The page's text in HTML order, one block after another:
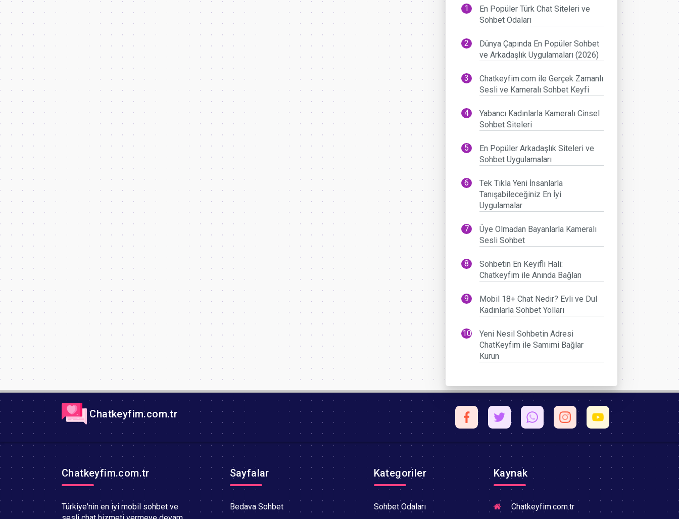
En Popüler Türk Chat Siteleri ve
Sohbet Odaları
Dünya Çapında En Popüler Sohbet
ve Arkadaşlık Uygulamaları (2026)
Chatkeyfim.com ile Gerçek Zamanlı
Sesli ve Kameralı Sohbet Keyfi
Yabancı Kadınlarla Kameralı Cinsel
Sohbet Siteleri
En Popüler Arkadaşlık Siteleri ve
Sohbet Uygulamaları
Tek Tıkla Yeni İnsanlarla
Tanışabileceğiniz En İyi
Uygulamalar
Üye Olmadan Bayanlarla Kameralı
Sesli Sohbet
Sohbetin En Keyifli Hali:
Chatkeyfim ile Anında Bağlan
Mobil 18+ Chat Nedir? Evli ve Dul
Kadınlarla Sohbet Yolları
Yeni Nesil Sohbetin Adresi
ChatKeyfim ile Samimi Bağlar
Kurun
Chatkeyfim.com.tr
Chatkeyfim.com.tr
Türkiye'nin en iyi mobil sohbet ve
Sayfalar
Bedava Sohbet
Kategoriler
Sohbet Odaları
Kaynak
Chatkeyfim.com.tr